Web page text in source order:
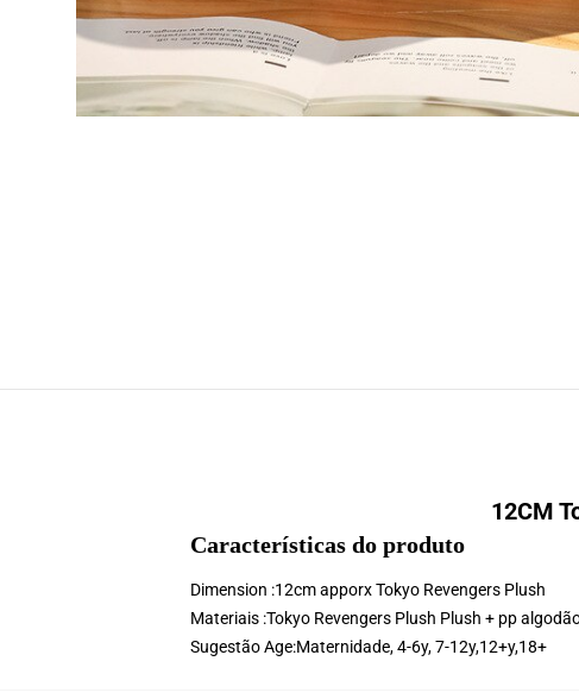
12CM
Características do produto
Dimension :12cm apporx Tokyo Revengers Plush
Materiais :Tokyo Revengers Plush Plush + pp
Sugestão Age:Maternidade, 4-6y, 7-12y,12+y,18+